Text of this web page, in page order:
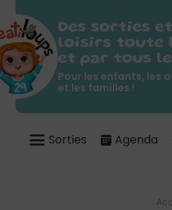
Des sorties
loisirs toute
et par tous
Pour les enfants, les
et les familles !
Sorties Agenda